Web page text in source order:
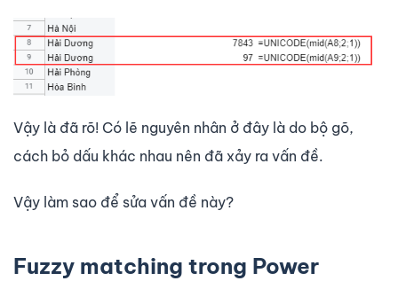
Vậy là đã rõ! Có lẽ nguyên nhân ở đây là do bộ gõ,
cách bỏ dấu khác nhau nên đã xảy ra vấn đề.
Vậy làm sao để sửa vấn đề này?
Fuzzy matching trong Power